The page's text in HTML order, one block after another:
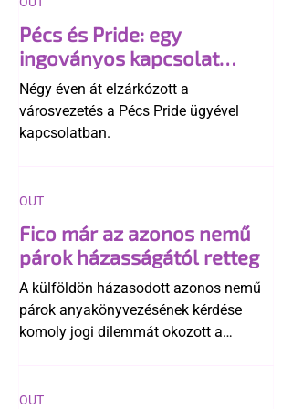
Pécs és Pride: egy
ingoványos kapcsolat
története
Négy éven át elzárkózott a
városvezetés a Pécs Pride ügyével
kapcsolatban.
Fico már az azonos nemű
párok házasságától retteg
A külföldön házasodott azonos nemű
párok anyakönyvezésének kérdése
komoly jogi dilemmát okozott a
egyértelműen tiltja a házasságuk
OUT
OUT